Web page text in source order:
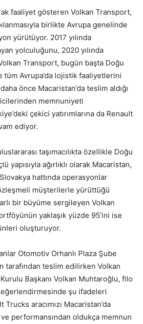
faaliyet gösteren Volkan Transport,
birlikte Avrupa genelinde
yürütüyor. 2017 yılında
yolculuğunu, 2020 yılında
Transport, bugün başta Doğu
tüm Avrupa’da lojistik faaliyetlerini
önce Macaristan’da teslim aldığı
memnuniyeti
çekici yatırımlarına da Renault
ediyor.
taşımacılıkta özellikle Doğu
yapısıyla ağırlıklı olarak Macaristan,
hattında operasyonlar
müşterilerle yürüttüğü
bir büyüme sergileyen Volkan
yaklaşık yüzde 95’ini ise
oluşturuyor.
Otomotiv Orhanlı Plaza Şube
tarafından teslim edilirken Volkan
Başkanı Volkan Muhtaroğlu, filo
şu ifadeleri
Trucks aracımızı Macaristan’da
performansından oldukça memnun